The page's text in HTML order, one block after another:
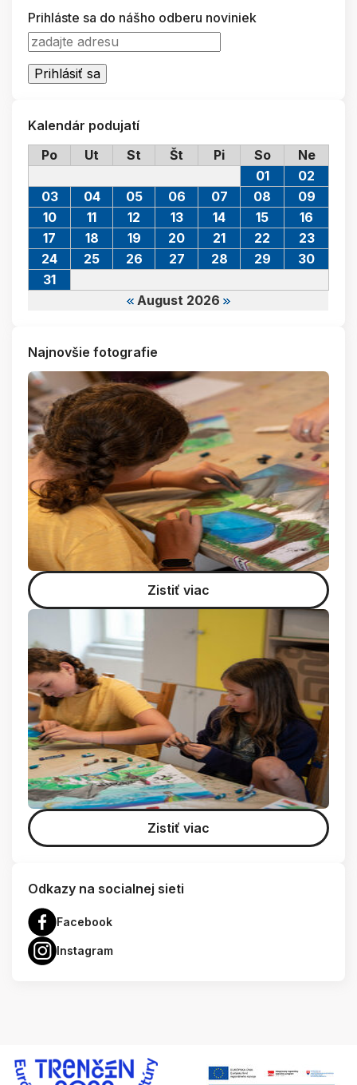
Prihláste sa do nášho odberu noviniek
Kalendár podujatí
Po
Ut St Št Pi So Ne
August 2026
01
02
03
04 05 06 07 08
09
10
11 12 13 14 15
16
17
18 19 20 21 22
23
24
25 26 27 28 29
30
31
Najnovšie fotografie
Zistiť viac
Zistiť viac
Odkazy na socialnej sieti
Facebook
Instagram